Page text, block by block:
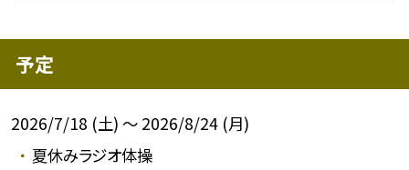
予定
2026/7/18 (土) ～ 2026/8/24 (月)
夏休みラジオ体操